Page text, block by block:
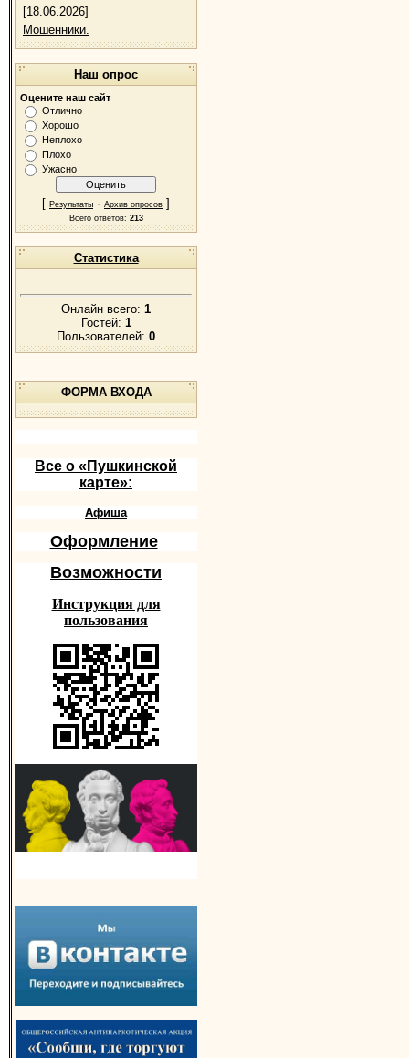
[18.06.2026]
Мошенники.
Наш опрос
Оцените наш сайт
Отлично
Хорошо
Неплохо
Плохо
Ужасно
[ Результаты · Архив опросов ]
Всего ответов: 213
Статистика
Онлайн всего: 1
Гостей: 1
Пользователей: 0
ФОРМА ВХОДА
Все о «Пушкинской
карте»:
Афиша
Оформление
Возможности
Инструкция для
пользования